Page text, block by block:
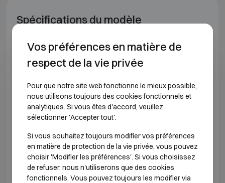
Spécifications du modèle
CLASSE DE RÉSISTANCE À L'EFFRACTION S2
DRS GLOBAL 0 H210 L300 P220
DRS GLOBAL 1
DRS GLOBAL 2 H290 L400 P375
DRS GLOBAL 3 H400 L420 P375
Vos préférences en matière de
respect de la vie privée
Pour que notre site web fonctionne le mieux possible,
nous utilisons toujours des cookies fonctionnels et
analytiques. Si vous êtes d'accord, veuillez
sélectionner 'Accepter tout'.
Si vous souhaitez toujours modifier vos préférences
en matière de protection de la vie privée, vous pouvez
choisir 'Modifier les préférences'. Si vous choisissez
de refuser, nous n'utiliserons que des cookies
fonctionnels. Vous pouvez toujours les modifier via